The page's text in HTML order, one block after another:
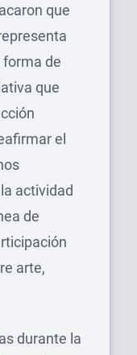
que
forma de
que
el
actividad
de
arte,
durante la